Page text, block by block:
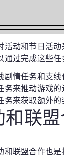
活动和节日活
通过完成这些
剧情任务和支
务来推动游戏
来获取额外的
和联
联盟合作也